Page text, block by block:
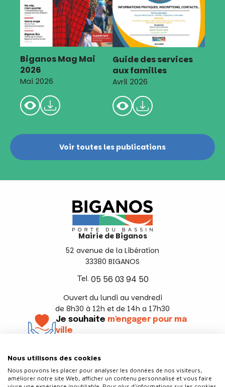
Biganos Mag Mai
2026
Mai 2026
Guide des services
aux familles
Avril 2026
Voir toutes les publications
Mairie de Biganos
52 avenue de la Libération
33380 BIGANOS
Tel. 05 56 03 94 50
Ouvert du lundi au vendredi
de 8h30 à 12h et de 14h a 17h30
Je souhaite m'engager pour ma
ville
Nous utilisons des cookies
Nous pouvons les placer pour analyser les données de nos visiteurs,
améliorer notre site Web, afficher un contenu personnalisé et vous faire